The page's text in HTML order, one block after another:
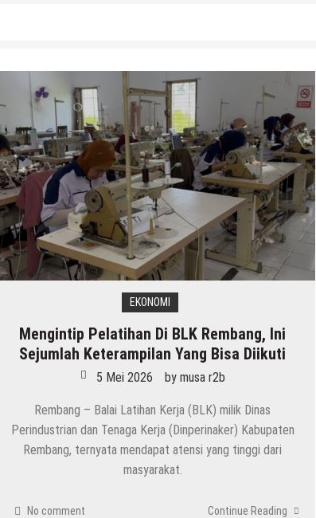
EKONOMI
Mengintip Pelatihan Di BLK Rembang, Ini
Sejumlah Keterampilan Yang Bisa Diikuti
5 Mei 2026 by musa r2b
Rembang – Balai Latihan Kerja (BLK) milik Dinas
Perindustrian dan Tenaga Kerja (Dinperinaker) Kabupaten
Rembang, ternyata mendapat atensi yang tinggi dari
masyarakat.
No comment Continue Reading